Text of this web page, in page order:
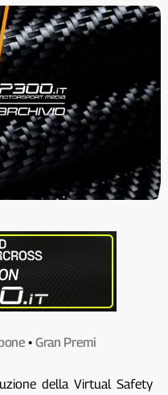
• Gran Premi
della Virtual Safety